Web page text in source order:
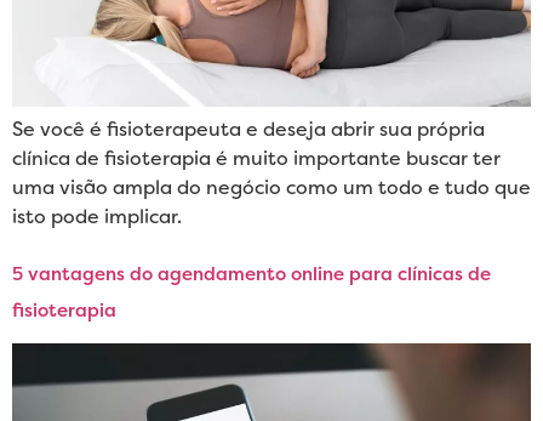
Se você é fisioterapeuta e deseja abrir sua própria
clínica de fisioterapia é muito importante buscar ter
uma visão ampla do negócio como um todo e tudo que
isto pode implicar.
5 vantagens do agendamento online para clínicas de
fisioterapia